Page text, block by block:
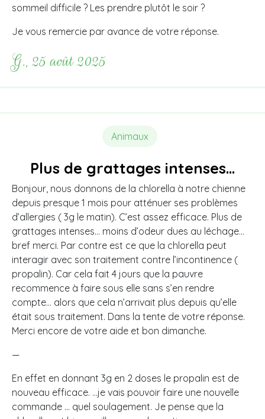
sommeil difficile ? Les prendre plutôt le soir ?
Je vous remercie par avance de votre réponse.
G., 25 août 2025
Animaux
Plus de grattages intenses…
Bonjour, nous donnons de la chlorella à notre chienne
depuis presque 1 mois pour atténuer ses problèmes
d’allergies ( 3g le matin). C’est assez efficace. Plus de
grattages intenses… moins d’odeur dues au léchage…
bref merci. Par contre est ce que la chlorella peut
interagir avec son traitement contre l’incontinence (
propalin). Car cela fait 4 jours que la pauvre
recommence à faire sous elle sans s’en rendre
compte… alors que cela n’arrivait plus depuis qu’elle
était sous traitement. Dans la tente de votre réponse.
Merci encore de votre aide et bon dimanche.
—
En effet en donnant 3g en 2 doses le propalin est de
nouveau efficace. …je vais pouvoir faire une nouvelle
commande … quel soulagement. Je pense que la